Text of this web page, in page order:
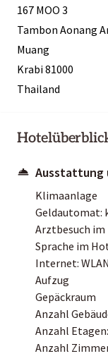
167 MOO 3
Tambon Aonang
Muang
Krabi 81000
Thailand
Ausstattung
Klimaanlage
Geldautomat:
Arztbesuch
Sprache im
Internet:
Aufzug
Gepäckraum
Anzahl
Anzahl
Anzahl